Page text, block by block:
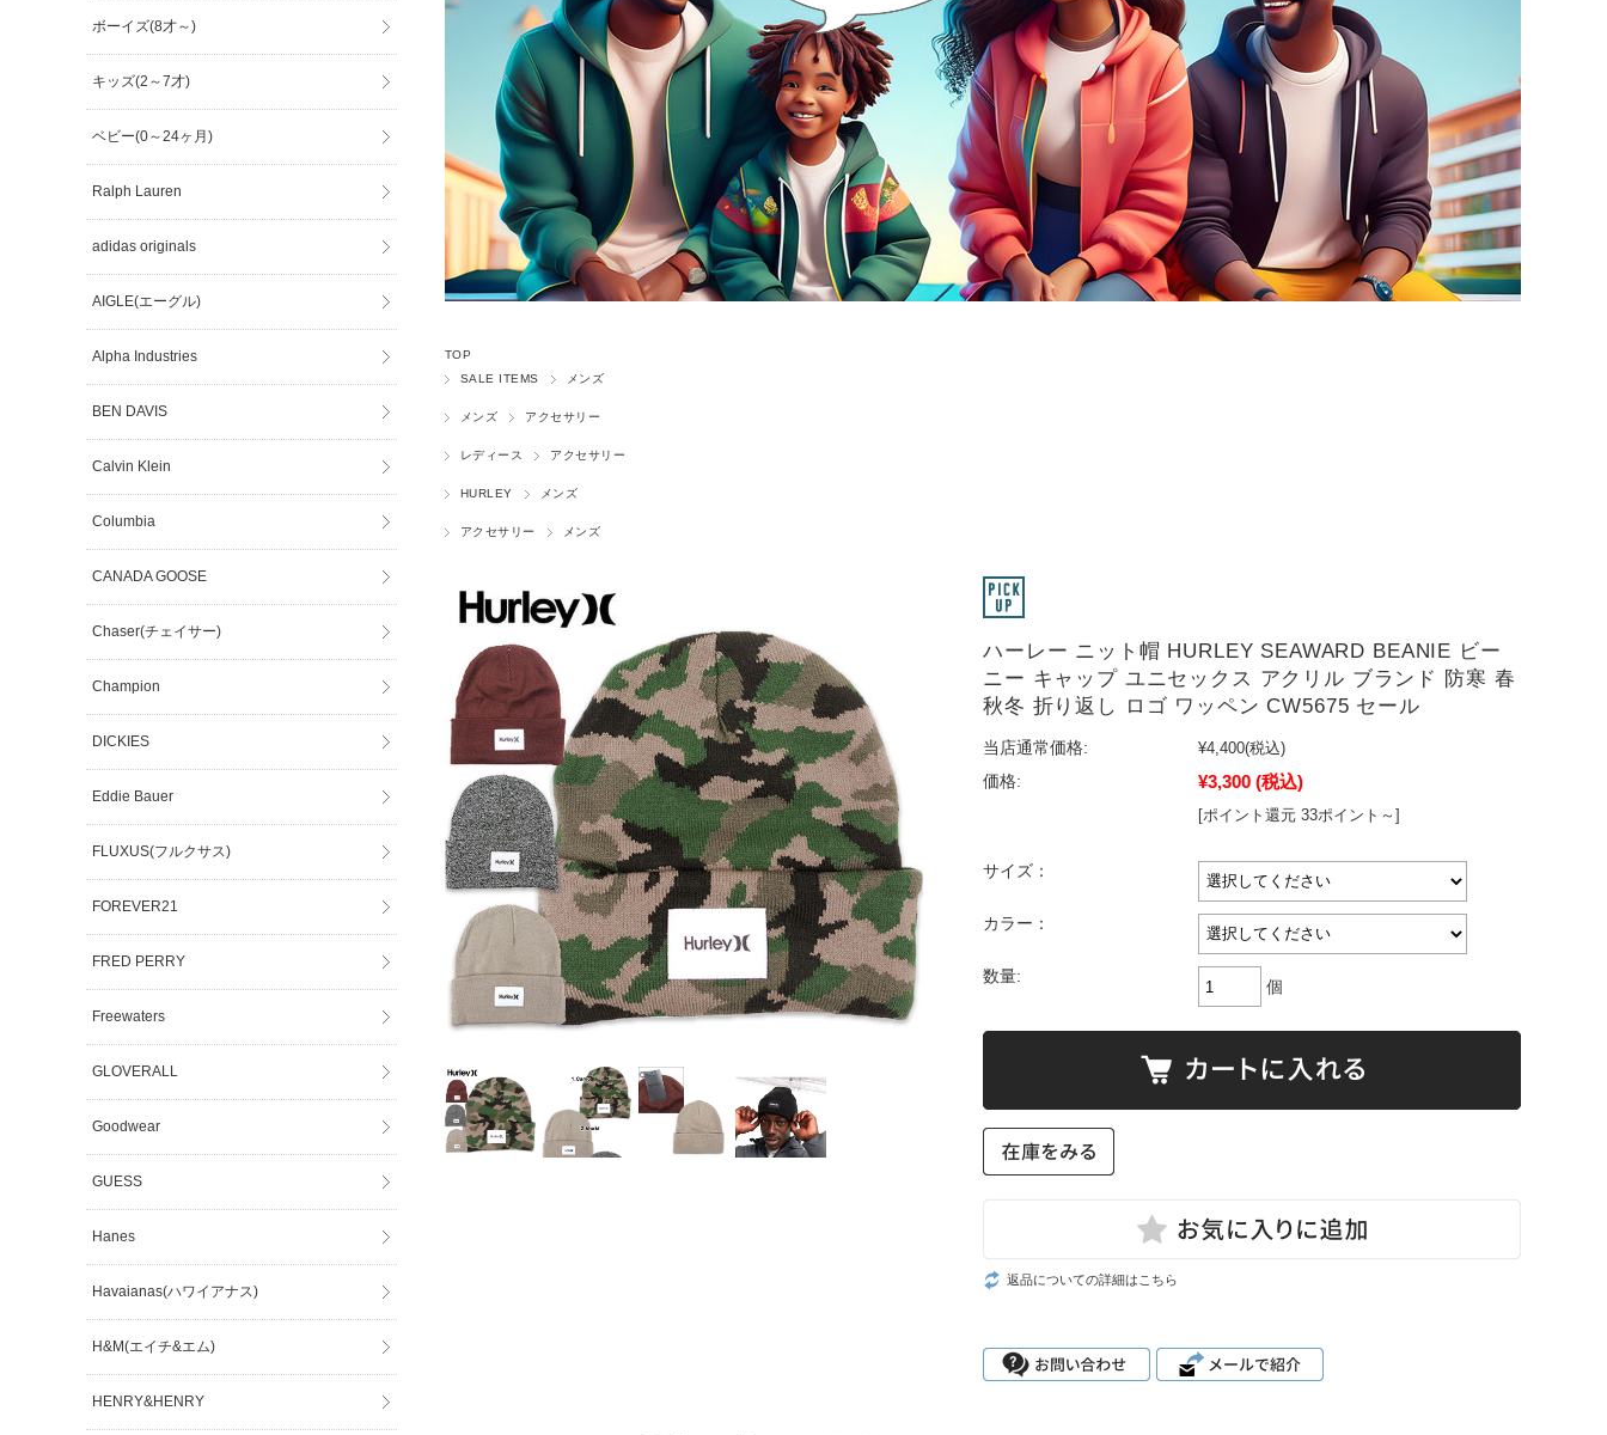
TOP
SALE ITEMS
メンズ
メンズ アクセサリー
レディース アクセサリー
HURLEY メンズ
アクセサリー メンズ
ハーレー ニット帽 HURLEY SEAWARD BEANIE ビー
ニー キャップ ユニセックス アクリル ブランド 防寒 春
秋冬 折り返し ロゴ ワッペン CW5675 セール
当店通常価格: ¥4,400(税込)
価格:
¥3,300 (税込)
[ポイント還元 33ポイント～]
サイズ：
カラー：
数量:
個
返品についての詳細はこちら
ボーイズ(8才～)
キッズ(2～7才)
ベビー(0～24ヶ月)
Ralph Lauren
adidas originals
AIGLE(エーグル)
Alpha Industries
BEN DAVIS
Calvin Klein
Columbia
CANADA GOOSE
Chaser(チェイサー)
Champion
DICKIES
Eddie Bauer
FLUXUS(フルクサス)
FOREVER21
FRED PERRY
Freewaters
GLOVERALL
Goodwear
GUESS
Hanes
Havaianas(ハワイアナス)
H&M(エイチ&エム)
HENRY&HENRY